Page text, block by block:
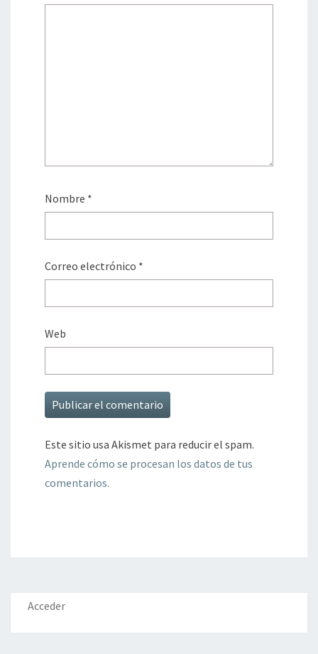
Nombre *
Correo electrónico *
Web
Este sitio usa Akismet para reducir el spam.
Aprende cómo se procesan los datos de tus
comentarios.
Acceder